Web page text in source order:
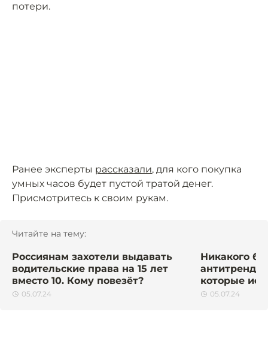
потери.
Ранее эксперты рассказали, для кого покупка
умных часов будет пустой тратой денег.
Присмотритесь к своим рукам.
Читайте на тему:
Россиянам захотели выдавать
водительские права на 15 лет
вместо 10. Кому повезёт?
05.07.24
Никакого
которые
05.07.24